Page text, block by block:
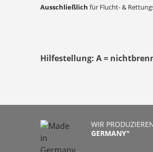
Ausschließlich für Flucht- &
Hilfestellung: A =
WIR
GERMANY"